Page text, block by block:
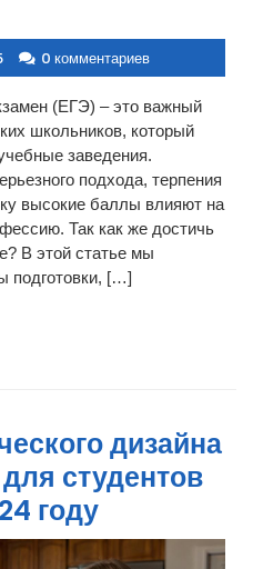
0 комментариев
(ЕГЭ) – это важный
школьников, который
заведения.
подхода, терпения
высокие баллы влияют на
Так как же достичь
В этой статье мы
подготовки, […]
дизайна
студентов
году